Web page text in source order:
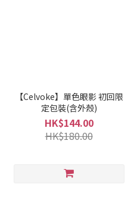
【Celvoke】單色眼影 初回限
定包裝(含外殼)
HK$144.00
HK$180.00